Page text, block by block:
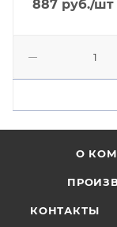
887 руб./шт
О
КОНТАКТЫ